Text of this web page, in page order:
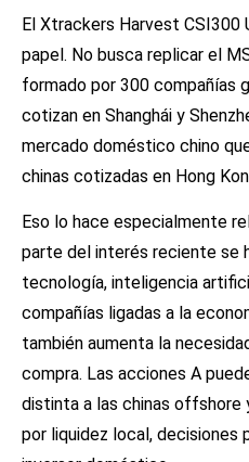
El Xtrackers Harvest CSI300
papel. No busca replicar el
formado por 300 compañías
cotizan en Shanghái y
mercado doméstico chino
chinas cotizadas en Hong
Eso lo hace especialmente
parte del interés reciente se
tecnología, inteligencia
compañías ligadas a la
también aumenta la
compra. Las acciones A
distinta a las chinas offshore
por liquidez local,